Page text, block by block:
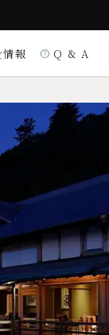
ダイニン
特別室
熱海情報
報
熱海 1993-237
help Q & A